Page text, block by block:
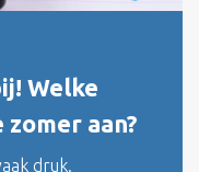
Welke
aan?
druk.